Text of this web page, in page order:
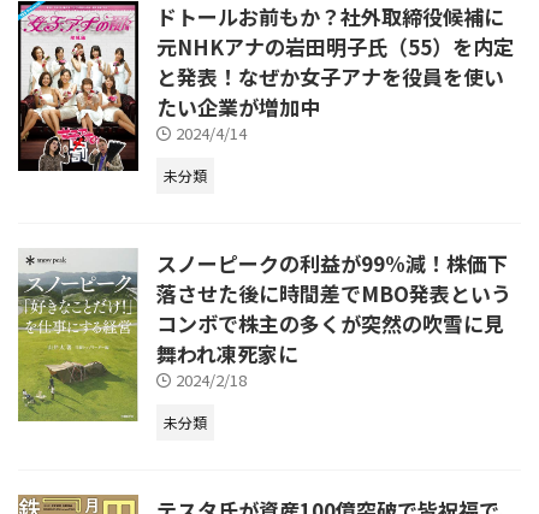
ドトールお前もか？社外取締役候補に
元NHKアナの岩田明子氏（55）を内定
と発表！なぜか女子アナを役員を使い
たい企業が増加中
2024/4/14
未分類
スノーピークの利益が99%減！株価下
落させた後に時間差でMBO発表という
コンボで株主の多くが突然の吹雪に見
舞われ凍死家に
2024/2/18
未分類